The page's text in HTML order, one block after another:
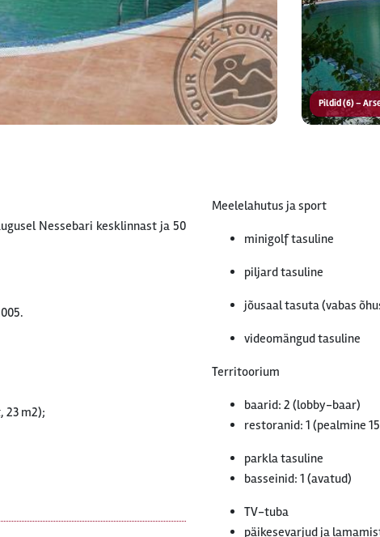
Pildid (6) –
Nessebari kesklinnast ja 50
23 m2);
Meelelahutus ja sport
minigolf tasuline
piljard tasuline
jõusaal tasuta (vabas
videomängud tasuline
Territoorium
baarid: 2 (lobby-baar)
restoranid: 1 (pealmine
parkla tasuline
basseinid: 1 (avatud)
TV-tuba
päikesevarjud ja